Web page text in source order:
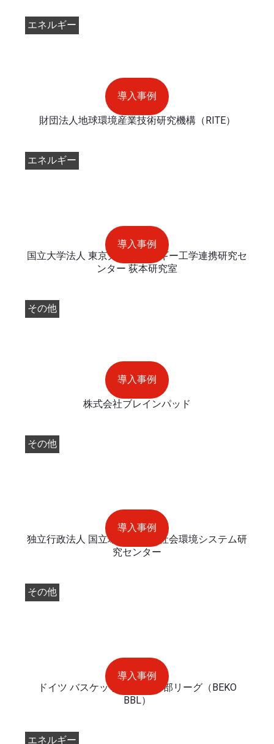
エネルギー
財団法人地球環境産業技術研究機構（RITE）
導入事例
エネルギー
国立大学法人 東京大学 エネルギー工学連携研究セ
ンター 荻本研究室
導入事例
その他
株式会社ブレインパッド
導入事例
その他
独立行政法人 国立環境研究所 社会環境システム研
究センター
導入事例
その他
ドイツ バスケットボール 1部リーグ（BEKO
BBL）
導入事例
エネルギー